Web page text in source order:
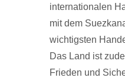
internationalen
mit dem
wichtigsten
Das Land ist
Frieden und